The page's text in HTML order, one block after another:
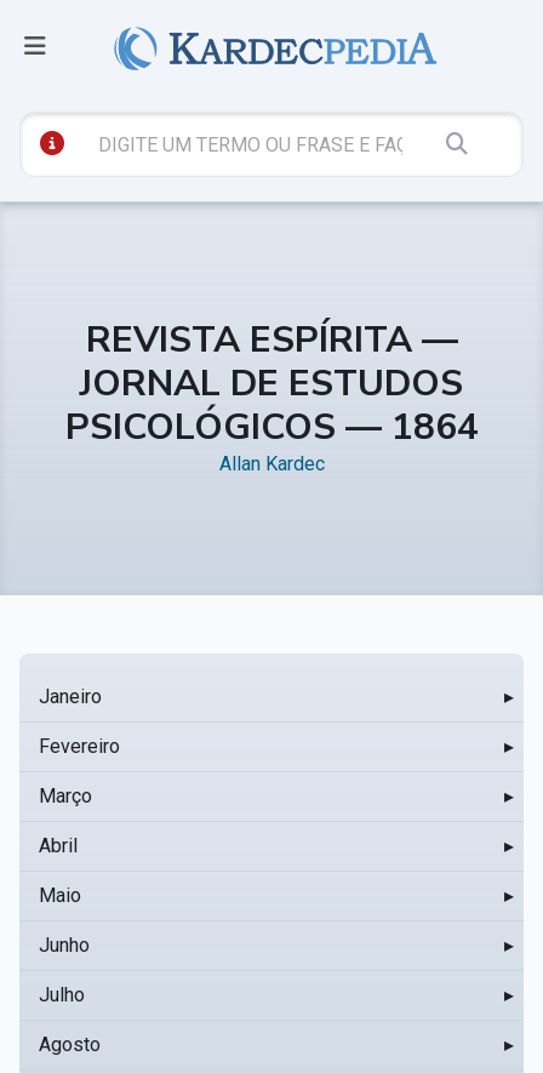
REVISTA ESPÍRITA —
JORNAL DE ESTUDOS
PSICOLÓGICOS — 1864
Allan Kardec
Janeiro ▸
Fevereiro ▸
Março ▸
Abril ▸
Maio ▸
Junho ▸
Julho ▸
Agosto ▸